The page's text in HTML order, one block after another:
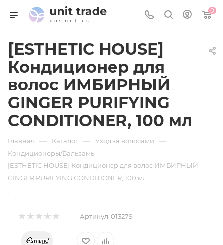
0
[ESTHETIC HOUSE]
Кондиционер для
волос ИМБИРНЫЙ
GINGER PURIFYING
CONDITIONER, 100 мл
Главная — Каталог — Уход за волосами —
Кондиционеры/Бальзамы —
[ESTHETIC HOUSE] Кондиционер для волос ИМБИРНЫЙ
GINGER PURIFYING CONDITIONER, 100 мл
Артикул: 013279